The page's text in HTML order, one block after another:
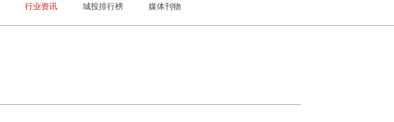
行业资讯 城投排行榜 媒体刊物